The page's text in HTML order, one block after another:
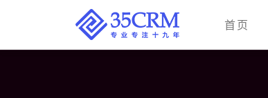
首页